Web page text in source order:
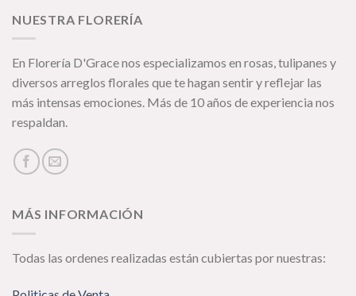
NUESTRA FLORERÍA
En Florería D'Grace nos especializamos en rosas, tulipanes y
diversos arreglos florales que te hagan sentir y reflejar las
más intensas emociones. Más de 10 años de experiencia nos
respaldan.
MÁS INFORMACIÓN
Todas las ordenes realizadas están cubiertas por nuestras: